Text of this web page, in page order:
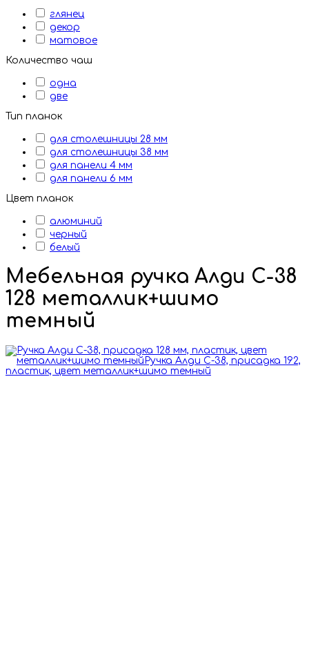
глянец
декор
матовое
Количество чаш
одна
две
Тип планок
для столешницы 28 мм
для столешницы 38 мм
для панели 4 мм
для панели 6 мм
Цвет планок
алюминий
черный
белый
Мебельная ручка Алди С-38
128 металлик+шимо
темный